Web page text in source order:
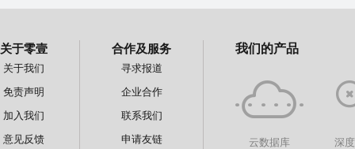
关于零壹
关于我们
免责声明
加入我们
意见反馈
合作及服务
寻求报道
企业合作
联系我们
申请友链
我们的产品
云数据库 深